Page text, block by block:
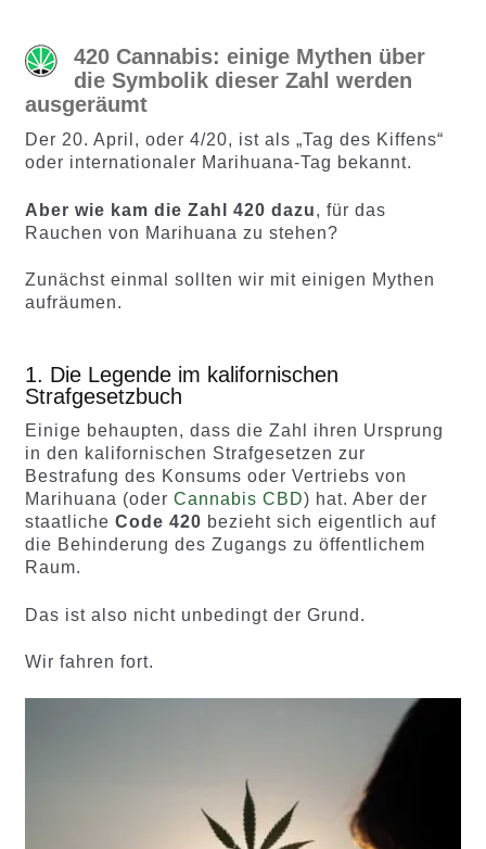
420 Cannabis: einige Mythen über
die Symbolik dieser Zahl werden
ausgeräumt
Der 20. April, oder 4/20, ist als „Tag des Kiffens“
oder internationaler Marihuana-Tag bekannt.
Aber wie kam die Zahl 420 dazu, für das
Rauchen von Marihuana zu stehen?
Zunächst einmal sollten wir mit einigen Mythen
aufräumen.
1. Die Legende im kalifornischen
Strafgesetzbuch
Einige behaupten, dass die Zahl ihren Ursprung
in den kalifornischen Strafgesetzen zur
Bestrafung des Konsums oder Vertriebs von
Marihuana (oder Cannabis CBD) hat. Aber der
staatliche Code 420 bezieht sich eigentlich auf
die Behinderung des Zugangs zu öffentlichem
Raum.
Das ist also nicht unbedingt der Grund.
Wir fahren fort.